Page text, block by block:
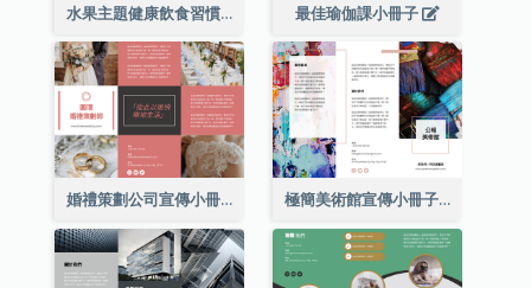
水果主題健康飲食習慣小冊子 最佳瑜伽課小冊子
婚禮策劃公司宣傳小冊子 極簡美術館宣傳小冊子